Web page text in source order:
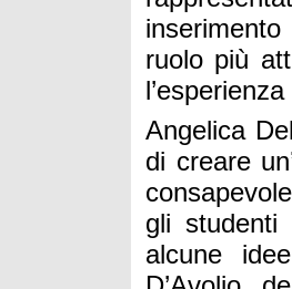
ruolo più
Angelica
di creare
gli studenti
alcune